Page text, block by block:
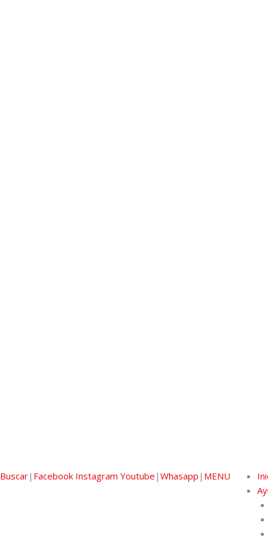
Buscar| Facebook Instagram Youtube | Whasapp | MENU